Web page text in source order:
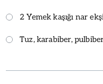
2 Yemek kaşığı nar
Tuz, karabiber,